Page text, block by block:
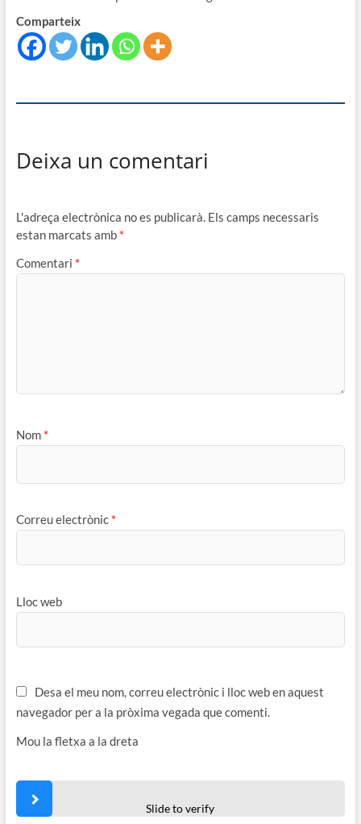
Comparteix
Deixa un comentari
L'adreça electrònica no es publicarà. Els camps necessaris
estan marcats amb *
Comentari *
Nom *
Correu electrònic *
Lloc web
Desa el meu nom, correu electrònic i lloc web en aquest
navegador per a la pròxima vegada que comenti.
Mou la fletxa a la dreta
Slide to verify